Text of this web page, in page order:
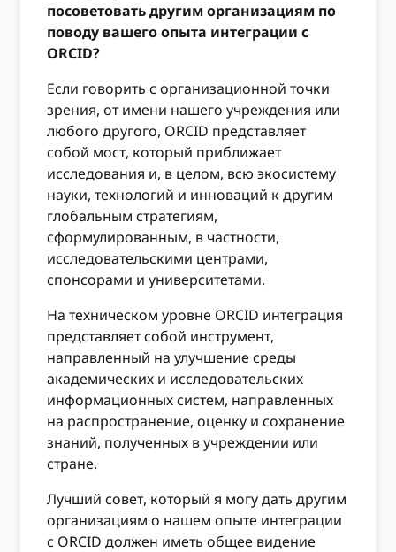
посоветовать другим организациям по
поводу вашего опыта интеграции с
ORCID?
Если говорить с организационной точки
зрения, от имени нашего учреждения или
любого другого, ORCID представляет
собой мост, который приближает
исследования и, в целом, всю экосистему
науки, технологий и инноваций к другим
глобальным стратегиям,
сформулированным, в частности,
исследовательскими центрами,
спонсорами и университетами.
На техническом уровне ORCID интеграция
представляет собой инструмент,
направленный на улучшение среды
академических и исследовательских
информационных систем, направленных
на распространение, оценку и сохранение
знаний, полученных в учреждении или
стране.
Лучший совет, который я могу дать другим
организациям о нашем опыте интеграции
с ORCID должен иметь общее видение